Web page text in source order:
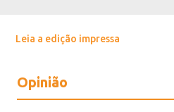
Leia a edição impressa
Opinião